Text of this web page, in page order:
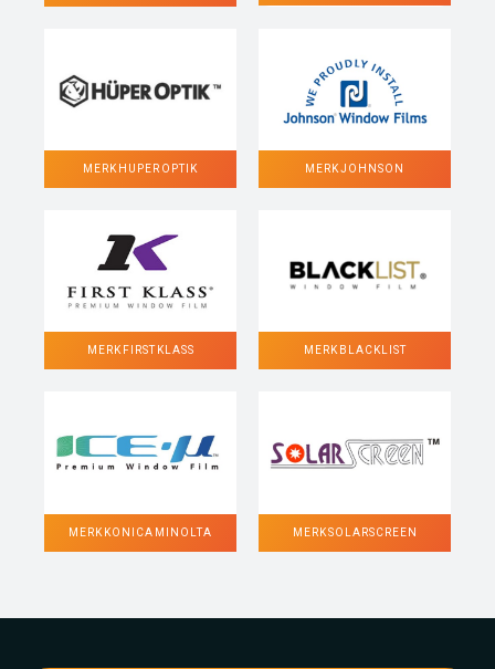
MERK HUPER OPTIK MERK JOHNSON
MERK FIRST KLASS MERK BLACKLIST
MERK KONICA MINOLTA MERK SOLARSCREEN